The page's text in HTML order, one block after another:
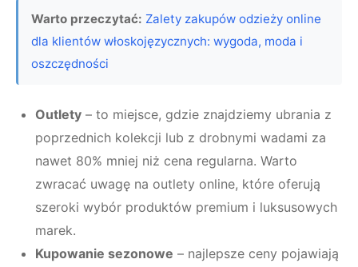
Warto przeczytać: Zalety zakupów odzieży online
dla klientów włoskojęzycznych: wygoda, moda i
oszczędności
Outlety – to miejsce, gdzie znajdziemy ubrania z
poprzednich kolekcji lub z drobnymi wadami za
nawet 80% mniej niż cena regularna. Warto
zwracać uwagę na outlety online, które oferują
szeroki wybór produktów premium i luksusowych
marek.
Kupowanie sezonowe – najlepsze ceny pojawiają